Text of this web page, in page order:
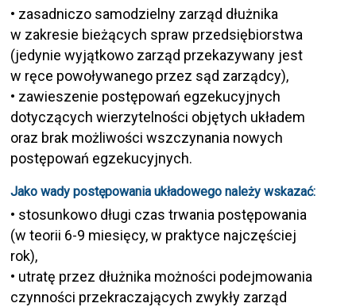
• zasadniczo samodzielny zarząd dłużnika
w zakresie bieżących spraw przedsiębiorstwa
(jedynie wyjątkowo zarząd przekazywany jest
w ręce powoływanego przez sąd zarządcy),
• zawieszenie postępowań egzekucyjnych
dotyczących wierzytelności objętych układem
oraz brak możliwości wszczynania nowych
postępowań egzekucyjnych.
Jako wady postępowania układowego należy wskazać:
• stosunkowo długi czas trwania postępowania
(w teorii 6-9 miesięcy, w praktyce najczęściej
rok),
• utratę przez dłużnika możności podejmowania
czynności przekraczających zwykły zarząd